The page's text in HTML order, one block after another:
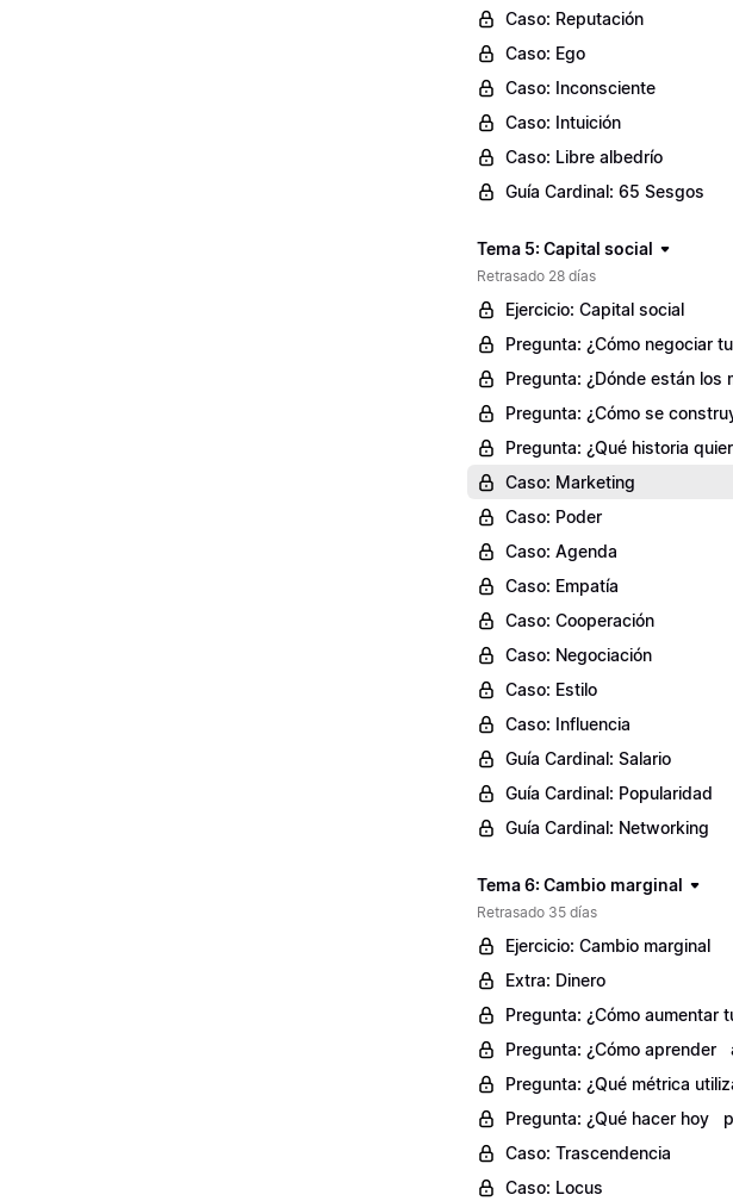
Caso: Reputación
Caso: Ego
Caso: Inconsciente
Caso: Intuición
Caso: Libre albedrío
Guía Cardinal: 65 Sesgos
Tema 5: Capital social
Retrasado 28 días
Ejercicio: Capital social
Pregunta: ¿Cómo negociar
Pregunta: ¿Dónde están los
Pregunta: ¿Cómo se
Pregunta: ¿Qué historia
Caso: Marketing
Caso: Poder
Caso: Agenda
Caso: Empatía
Caso: Cooperación
Caso: Negociación
Caso: Estilo
Caso: Influencia
Guía Cardinal: Salario
Guía Cardinal: Popularidad
Guía Cardinal: Networking
Tema 6: Cambio marginal
Retrasado 35 días
Ejercicio: Cambio marginal
Extra: Dinero
Pregunta: ¿Cómo
Pregunta: ¿Cómo aprender
Pregunta: ¿Qué métrica
Pregunta: ¿Qué hacer hoy
Caso: Trascendencia
Caso: Locus